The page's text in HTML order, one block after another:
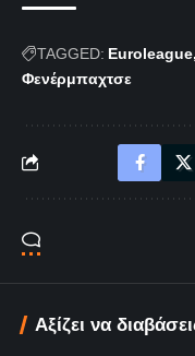
TAGGED: Euroleague
Φενέρμπαχτσε
Αξίζει να